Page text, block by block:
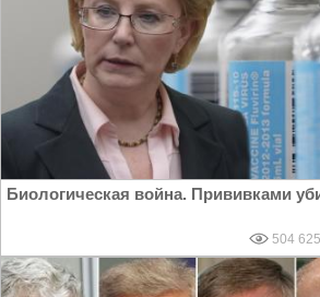
Биологическая война. Прививками
504 625